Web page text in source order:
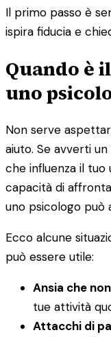
Il primo passo è
ispira fiducia e
Quando è
uno
Non serve
aiuto. Se avverti
che influenza il tuo
capacità di
uno psicologo può
Ecco alcune
può essere utile:
Ansia che
tue attività
Attacchi di